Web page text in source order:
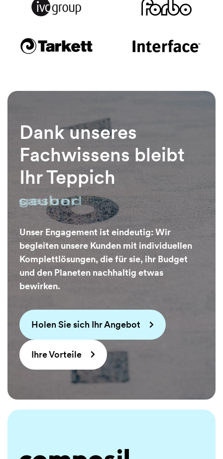
Dank unseres
Fachwissens bleibt
Ihr Teppich
sauber
Unser Engagement ist eindeutig: Wir
begleiten unsere Kunden mit individuellen
Komplettlösungen, die für sie, ihr Budget
und den Planeten nachhaltig etwas
bewirken.
Holen Sie sich Ihr Angebot
Ihre Vorteile